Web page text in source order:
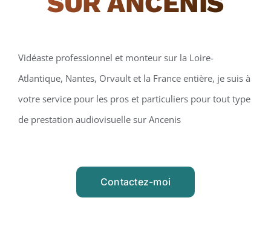
Vidéaste professionnel et monteur sur la Loire-
Atlantique, Nantes, Orvault et la France entière, je suis à
votre service pour les pros et particuliers pour tout type
de prestation audiovisuelle sur Ancenis
Contactez-moi